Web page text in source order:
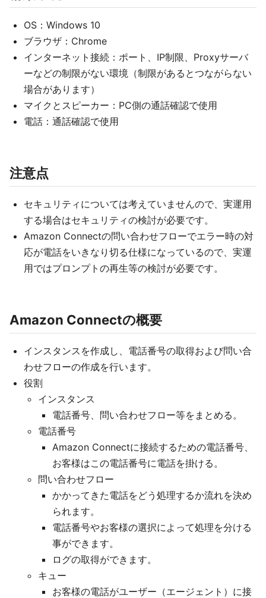
OS：Windows 10
ブラウザ：Chrome
インターネット接続：ポート、IP制限、Proxyサーバ
ーなどの制限がない環境（制限があるとつながらない
場合があります）
マイクとスピーカー：PC側の通話確認で使用
電話：通話確認で使用
注意点
セキュリティについては考えていませんので、実運用
する場合はセキュリティの検討が必要です。
Amazon Connectの問い合わせフローでエラー時の対
応が電話をいきなり切る仕様になっているので、実運
用ではプロンプトの再生等の検討が必要です。
Amazon Connectの概要
インスタンスを作成し、電話番号の取得および問い合
わせフローの作成を行います。
役割
インスタンス
電話番号、問い合わせフロー等をまとめる。
電話番号
Amazon Connectに接続するための電話番号、
お客様はこの電話番号に電話を掛ける。
問い合わせフロー
かかってきた電話をどう処理するか流れを決め
られます。
電話番号やお客様の選択によって処理を分ける
事ができます。
ログの取得ができます。
キュー
お客様の電話がユーザー（エージェント）に接